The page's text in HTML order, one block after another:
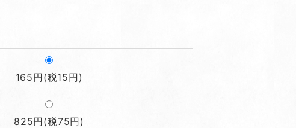
165円(税15円)
825円(税75円)